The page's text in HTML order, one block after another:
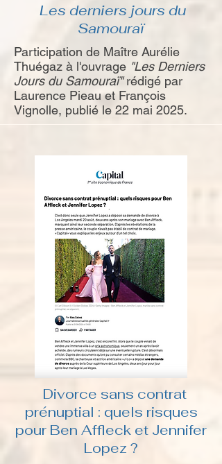
Les derniers jours du
Samouraï
Participation de Maître Aurélie
Thuégaz à l'ouvrage "Les Derniers
Jours du Samouraï"rédigé par
Laurence Pieau et François
Vignolle, publié le 22 mai 2025.
Divorce sans contrat
prénuptial : quels risques
pour Ben Affleck et Jennifer
Lopez ?